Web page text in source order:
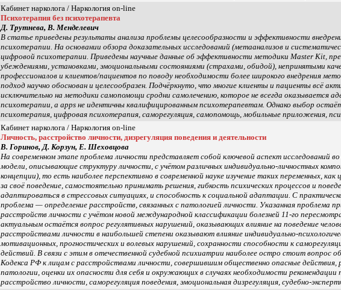
Кабинет нарколога / Наркология on-line
Психотерапия без психотерапевта
Д. Трутнева, В. Менделевич
В статье приведены результаты анализа проблемы целесообразности и эффективности
психотерапии. На основании обзора доказательных исследований (метаанализов и
цифровой психотерапии. Приведены научные данные об эффективности методики Master Kit,
убеждениями, установками, эмоциональными состояниями (страхами, обидой), непринятыми
профессионалов и клиентов/пациентов по поводу необходимости более широкого внедрения
подход научно обоснован и целесообразен. Подчёркнуто, что многие клиенты и пациенты всё
исключительно на методики самопомощи сродни самолечению, которое не всегда оказывается
психотерапии, а apps не идентичны квалифицированным психотерапевтам. Однако выбор
психотерапия, цифровая психотерапия, саморегуляция, самопомощь, мобильные приложения,
Кабинет нарколога / Наркология on-line
Личность, расстройство личности, дизрегуляция поведения и деятельности
В. Горинов, Д. Корзун, Е. Шеховцова
На современном этапе проблема личности представляет собой ключевой аспект исследований
модели, описывающие структуру личности, с учётом различных индивидуально-личностных
концепции), то есть наиболее перспективно в современной науке изучение таких переменных,
за своё поведение, самостоятельно принимать решения, гибкость психических процессов и
адаптироваться в стрессовых ситуациях, и способность к социальной адаптации. С
проблема — определение расстройств, связанных с патологией личности. Указанная проблема
расстройств личности с учётом новой международной классификации болезней 11-го
актуальным остаётся вопрос регулятивных нарушений, оказывающих влияние на поведение
расстройствами личности в наибольшей степени оказывают влияние индивидуально-
мотивационных, прогностических и волевых нарушений, сохранности способности к
действий. В связи с этим в отечественной судебной психиатрии наиболее остро стоит вопрос
Кодекса РФ к лицам с расстройствами личности, совершившим общественно опасные
патологии, оценки их опасности для себя и окружающих в случаях необходимости
расстройство личности, саморегуляция поведения, эмоциональная дизрегуляция, судебно-